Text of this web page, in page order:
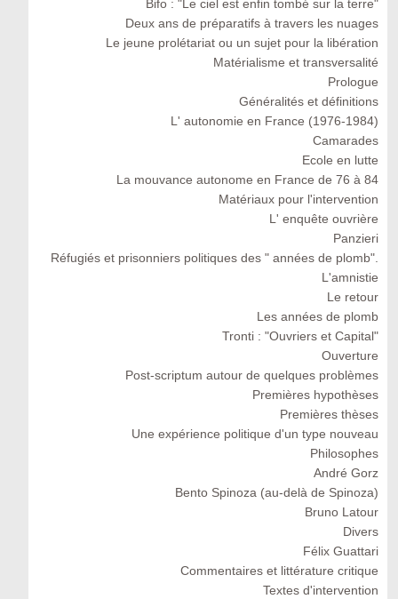
Bifo : "Le ciel est enfin tombé sur la terre"
Deux ans de préparatifs à travers les nuages
Le jeune prolétariat ou un sujet pour la libération
Matérialisme et transversalité
Prologue
Généralités et définitions
L' autonomie en France (1976-1984)
Camarades
Ecole en lutte
La mouvance autonome en France de 76 à 84
Matériaux pour l'intervention
L' enquête ouvrière
Panzieri
Réfugiés et prisonniers politiques des " années de plomb".
L'amnistie
Le retour
Les années de plomb
Tronti : "Ouvriers et Capital"
Ouverture
Post-scriptum autour de quelques problèmes
Premières hypothèses
Premières thèses
Une expérience politique d'un type nouveau
Philosophes
André Gorz
Bento Spinoza (au-delà de Spinoza)
Bruno Latour
Divers
Félix Guattari
Commentaires et littérature critique
Textes d'intervention